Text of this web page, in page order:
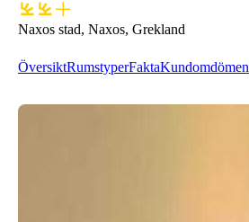
Naxos stad, Naxos, Grekland
ÖversiktRumstyperFaktaKundomdömen